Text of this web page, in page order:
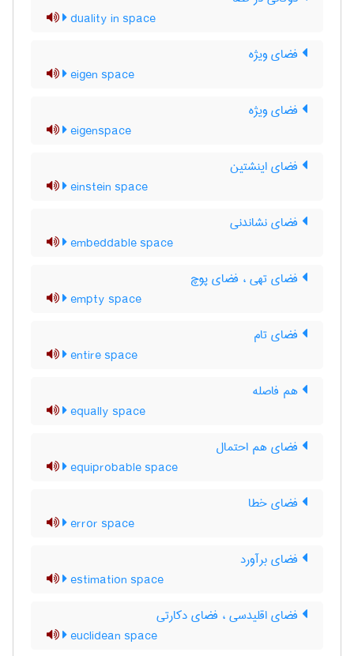
duality in space
فضای ویژه
eigen space
فضای ویژه
eigenspace
فضای اینشتین
einstein space
فضای نشاندنی
embeddable space
فضای تهی ، فضای پوچ
empty space
فضای تام
entire space
هم فاصله
equally space
فضای هم احتمال
equiprobable space
فضای خطا
error space
فضای برآورد
estimation space
فضای اقلیدسی ، فضای دکارتی
euclidean space